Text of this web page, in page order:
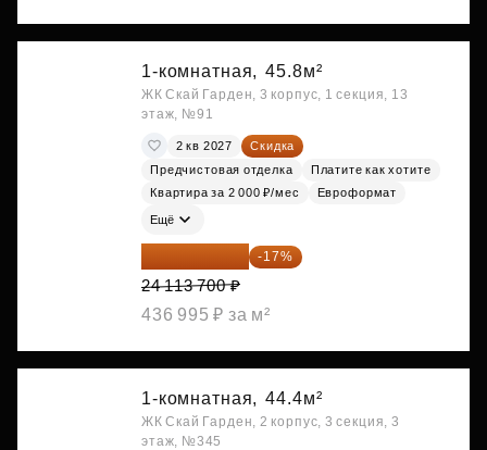
1-комнатная, 45.8м²
ЖК Скай Гарден, 3 корпус, 1 секция, 13
этаж, №91
2 кв 2027
Скидка
Предчистовая отделка
Платите как хотите
Квартира за 2 000 ₽/мес
Евроформат
Ещё
20 014 371 ₽ -17%
24 113 700 ₽
436 995 ₽ за м²
1-комнатная, 44.4м²
ЖК Скай Гарден, 2 корпус, 3 секция, 3
этаж, №345